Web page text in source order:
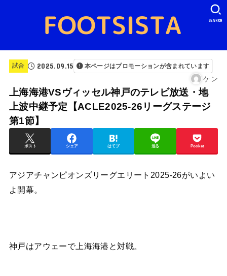
SEARCH
試合 2025.09.15 本ページはプロモーションが含まれています
ケン
上海海港VSヴィッセル神戸のテレビ放送・地
上波中継予定【ACLE2025-26リーグステージ
第1節】
ポスト シェア はてブ 送る Pocket
アジアチャンピオンズリーグエリート2025-26がいよい
よ開幕。
神戸はアウェーで上海海港と対戦。